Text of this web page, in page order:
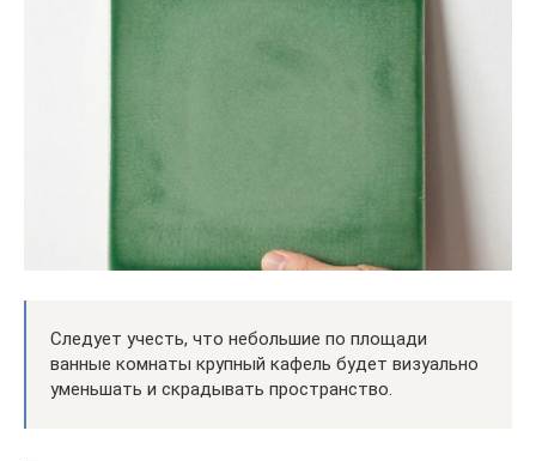
Следует учесть, что небольшие по площади
ванные комнаты крупный кафель будет визуально
уменьшать и скрадывать пространство.